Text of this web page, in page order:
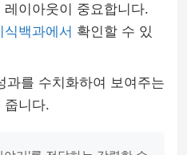
이아웃이 중요합니다.
백과에서 확인할 수 있
과를 수치화하여 보여주는
줍니다.